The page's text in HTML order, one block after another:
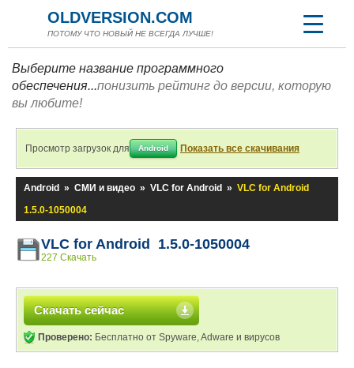
OLDVERSION.COM
ПОТОМУ ЧТО НОВЫЙ НЕ ВСЕГДА ЛУЧШЕ!
Выберите название программного
обеспечения...понизить рейтинг до версии, которую
вы любите!
Просмотр загрузок для Android Показать все скачивания
Android » СМИ и видео » VLC for Android » VLC for Android
1.5.0-1050004
VLC for Android 1.5.0-1050004
227 Скачать
Скачать сейчас
Проверено: Бесплатно от Spyware, Adware и вирусов